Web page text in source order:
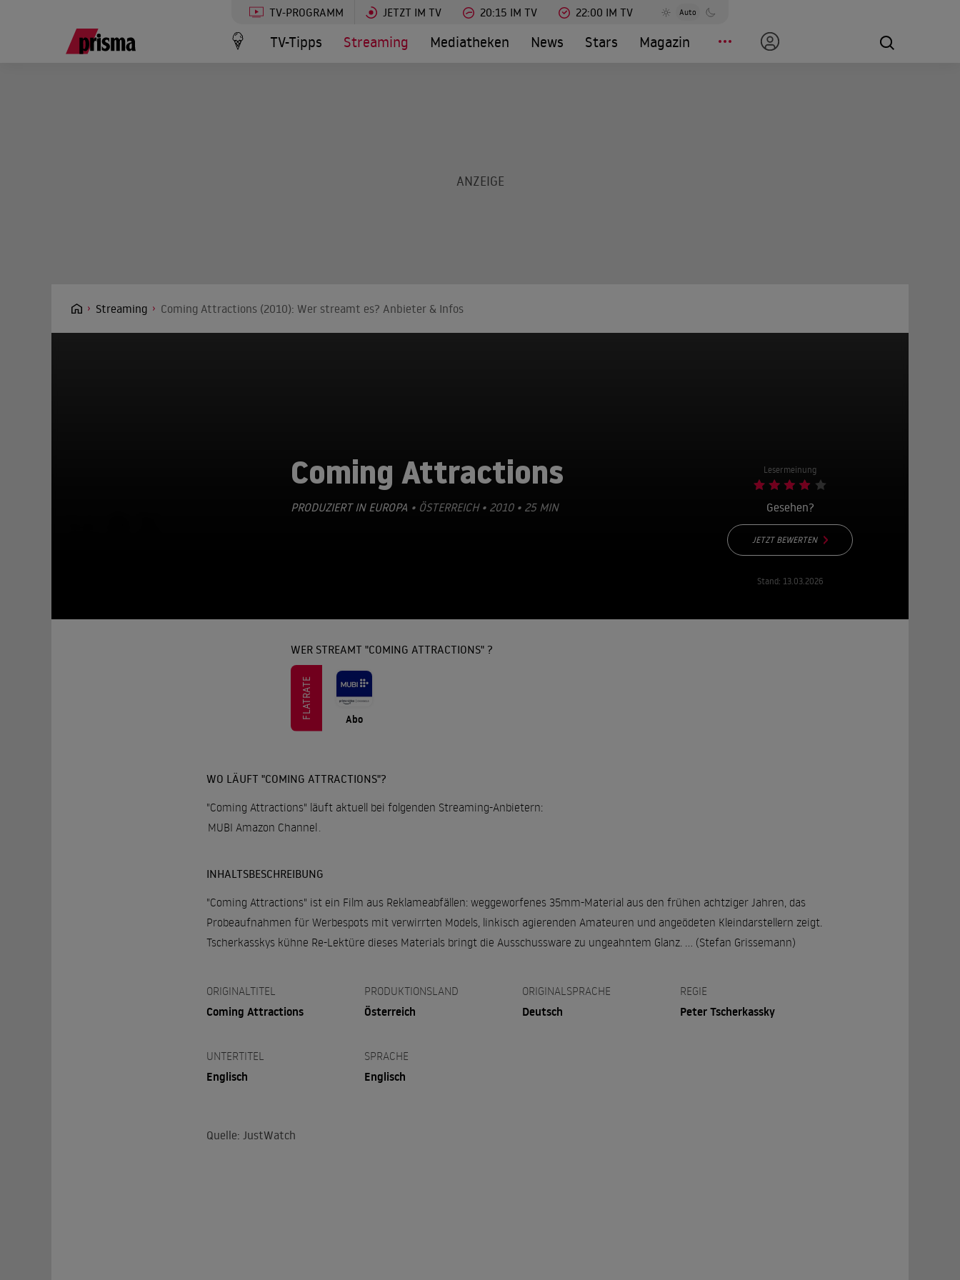
TV-PROGRAMM JETZT IM TV 20:15 IM TV 22:00 IM TV Auto
TV-Tipps Streaming Mediatheken News Stars Magazin
Streaming Coming Attractions (2010): Wer streamt es? Anbieter & Infos
Coming Attractions
PRODUZIERT IN EUROPA • ÖSTERREICH • 2010 • 25 MIN
Lesermeinung
Gesehen?
JETZT BEWERTEN
Stand: 13.03.2026
WER STREAMT "COMING ATTRACTIONS" ?
FLATRATE Abo
WO LÄUFT "COMING ATTRACTIONS"?
"Coming Attractions" läuft aktuell bei folgenden Streaming-Anbietern:
MUBI Amazon Channel
INHALTSBESCHREIBUNG
"Coming Attractions" ist ein Film aus Reklameabfällen: weggeworfenes 35mm-Material aus den frühen achtziger Jahren, das
Probeaufnahmen für Werbespots mit verwirrten Models, linkisch agierenden Amateuren und angeödeten Kleindarstellern zeigt.
Tscherkasskys kühne Re-Lektüre dieses Materials bringt die Ausschussware zu ungeahntem Glanz. ... (Stefan Grissemann)
ORIGINALTITEL
Coming Attractions
PRODUKTIONSLAND
Österreich
ORIGINALSPRACHE
Deutsch
REGIE
Peter Tscherkassky
UNTERTITEL
Englisch
SPRACHE
Englisch
Quelle: JustWatch